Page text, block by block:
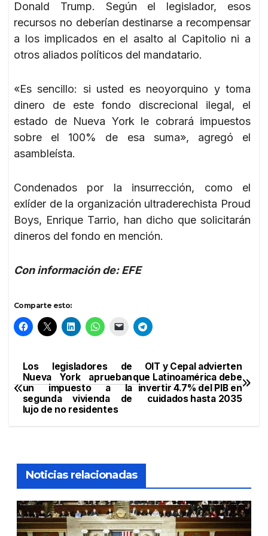
Donald Trump. Según el legislador, esos
recursos no deberían destinarse a recompensar
a los implicados en el asalto al Capitolio ni a
otros aliados políticos del mandatario.
«Es sencillo: si usted es neoyorquino y toma
dinero de este fondo discrecional ilegal, el
estado de Nueva York le cobrará impuestos
sobre el 100% de esa suma», agregó el
asambleísta.
Condenados por la insurrección, como el
exlíder de la organización ultraderechista Proud
Boys, Enrique Tarrio, han dicho que solicitarán
dineros del fondo en mención.
Con información de: EFE
Comparte esto:
Navegación
de
entradas
OIT y Cepal advierten
que Latinoamérica debe
invertir 4.7% del PIB en
cuidados hasta 2035
Los legisladores de
Nueva York aprueban
un impuesto a la
segunda vivienda de
lujo de no residentes
Noticias relacionadas